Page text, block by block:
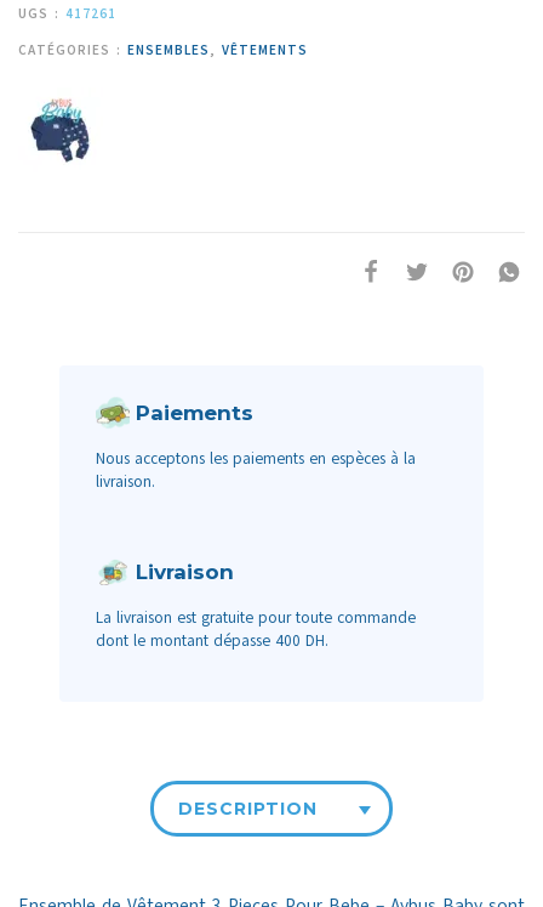
UGS : 417261
CATÉGORIES : ENSEMBLES , VÊTEMENTS
Paiements
Nous acceptons les paiements en espèces à la
livraison.
Livraison
La livraison est gratuite pour toute commande
dont le montant dépasse 400 DH.
DESCRIPTION